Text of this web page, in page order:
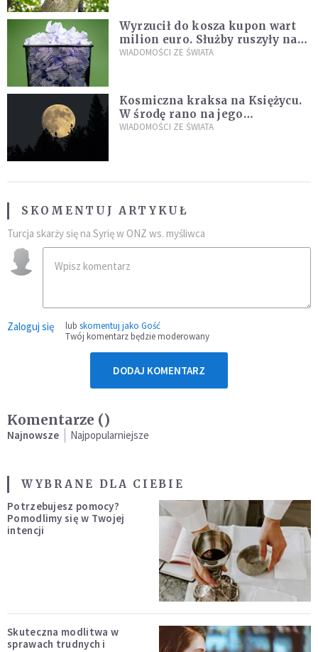
Wyrzucił do kosza kupon wart
milion euro. Służby ruszyły na
poszukiwania
WIADOMOŚCI ZE ŚWIATA
Kosmiczna kraksa na Księżycu.
W środę rano na jego
powierzchni dojdzie do
WIADOMOŚCI ZE ŚWIATA
SKOMENTUJ ARTYKUŁ
Turcja skarży się na Syrię w ONZ ws. myśliwca
Zaloguj się lub skomentuj jako Gość
Twój komentarz będzie moderowany
DODAJ KOMENTARZ
Komentarze ()
Najnowsze Najpopularniejsze
WYBRANE DLA CIEBIE
Potrzebujesz pomocy?
Pomodlimy się w Twojej
intencji
Skuteczna modlitwa w
sprawach trudnych i